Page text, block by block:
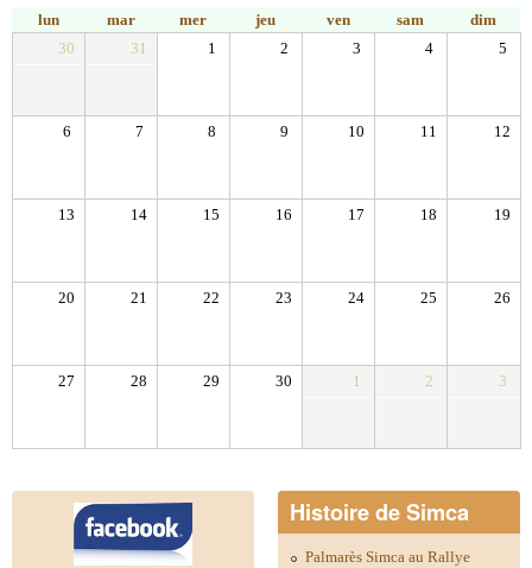
lun mar mer jeu ven sam
dim
30
31 1 2 3 4 5
6 7 8 9 10 11 12
13 14 15 16 17 18 19
20 21 22 23 24 25 26
27 28 29 30 1 2 3
Histoire de Simca
Palmarès Simca au Rallye